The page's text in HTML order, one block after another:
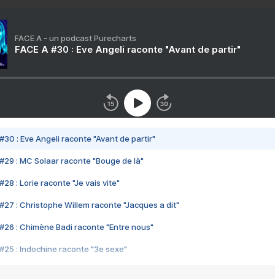
FACE A - un podcast Purecharts
FACE A #30 : Eve Angeli raconte "Avant de partir"
#30 : Eve Angeli raconte "Avant de partir"
#29 : MC Solaar raconte "Bouge de là"
#28 : Lorie raconte "Je vais vite"
#27 : Christophe Willem raconte "Jacques a dit"
#26 : Chimène Badi raconte "Entre nous"
#25 : Indochine raconte "3e sexe"